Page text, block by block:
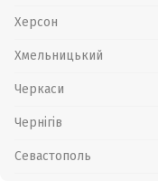
Херсон
Хмельницький
Черкаси
Чернігів
Севастополь